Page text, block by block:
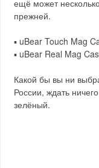
ещё может
прежней.
▪️ uBear Touch Mag
▪️ uBear Real Mag
Какой бы вы ни
России, ждать
зелёный.